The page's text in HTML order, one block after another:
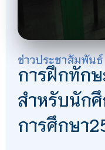
ข่าวประชาสัมพันธ์
การฝึกทัก
สำหรับนัก
การศึกษา